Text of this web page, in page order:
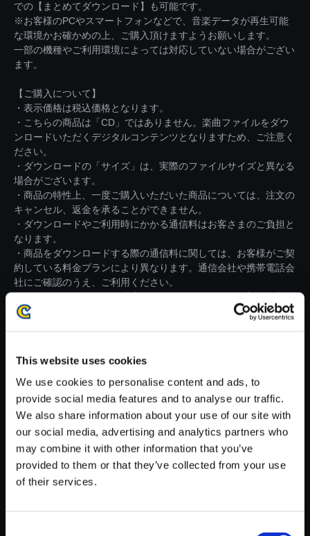
This website uses cookies
We use cookies to personalise content and ads, to
provide social media features and to analyse our traffic.
We also share information about your use of our site with
our social media, advertising and analytics partners who
may combine it with other information that you’ve
provided to them or that they’ve collected from your use
of their services.
での【まとめてダウンロード】も可能です。
※お客様のPCやスマートフォンなどで、音楽データが再生可能
な環境かお確かめの上、ご購入頂けますようお願いします。
一部の機種やご利用環境によっては対応していない場合がござい
ます。
【ご購入について】
・表示価格は税込価格となります。
・こちらの商品は「CD」ではありません。楽曲ファイルをダウ
ンロードいただくデジタルコンテンツとなりますため、ご注意く
ださい。
・ダウンロードの「サイズ」は、実際のファイルサイズと異なる
場合がございます。
・商品の特性上、一度ご購入いただいた商品については、注文の
キャンセル、返金を承ることができません。
・ダウンロードやご利用時にかかる通信料はお客さまのご負担と
なります。
・商品をダウンロードする際の通信料に関しては、お客様がご契
約している料金プランにより異なります。通信会社や携帯電話会
社にご確認のうえ、ご利用ください。
がかかる場合がございます。
【単曲】ドラゴンズドグマ 2 オ
リジナル サウンドトラック 導き
7ポイント付与